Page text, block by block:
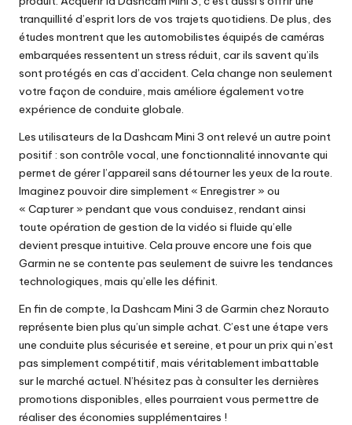
tranquillité d’esprit lors de vos trajets quotidiens. De plus, des
études montrent que les automobilistes équipés de caméras
embarquées ressentent un stress réduit, car ils savent qu’ils
sont protégés en cas d’accident. Cela change non seulement
votre façon de conduire, mais améliore également votre
expérience de conduite globale.
Les utilisateurs de la Dashcam Mini 3 ont relevé un autre point
positif : son contrôle vocal, une fonctionnalité innovante qui
permet de gérer l’appareil sans détourner les yeux de la route.
Imaginez pouvoir dire simplement « Enregistrer » ou
« Capturer » pendant que vous conduisez, rendant ainsi
toute opération de gestion de la vidéo si fluide qu’elle
devient presque intuitive. Cela prouve encore une fois que
Garmin ne se contente pas seulement de suivre les tendances
technologiques, mais qu’elle les définit.
En fin de compte, la Dashcam Mini 3 de Garmin chez Norauto
représente bien plus qu’un simple achat. C’est une étape vers
une conduite plus sécurisée et sereine, et pour un prix qui n’est
pas simplement compétitif, mais véritablement imbattable
sur le marché actuel. N’hésitez pas à consulter les dernières
promotions disponibles, elles pourraient vous permettre de
réaliser des économies supplémentaires !